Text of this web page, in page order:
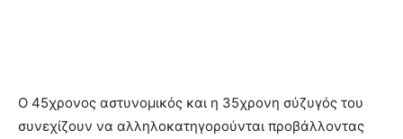
Ο 45χρονος αστυνομικός και η 35χρονη σύζυγός του
συνεχίζουν να αλληλοκατηγορούνται προβάλλοντας